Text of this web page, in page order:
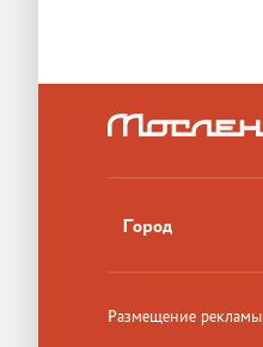
Город
Размещение рекламы